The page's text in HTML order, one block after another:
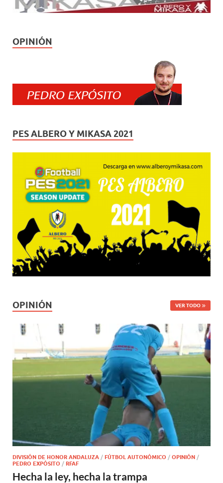
OPINIÓN
PES ALBERO Y MIKASA 2021
OPINIÓN VER TODO
DIVISIÓN DE HONOR ANDALUZA / FÚTBOL AUTONÓMICO / OPINIÓN /
PEDRO EXPÓSITO / RFAF
Hecha la ley, hecha la trampa